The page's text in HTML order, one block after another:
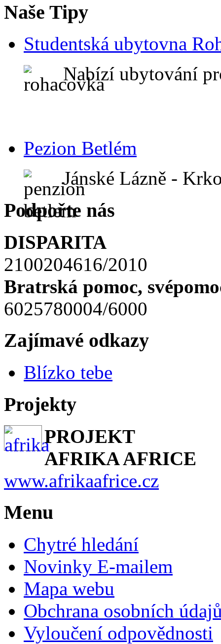
Naše Tipy
Studentská ubytovna
Nabízí ubytování
Pezion Betlém
Jánské Lázně -
Podpořte nás
DISPARITA
2100204616/2010
Bratrská pomoc,
6025780004/6000
Zajímavé odkazy
Blízko tebe
Projekty
PROJEKT
AFRIKA AFRICE
www.afrikaafrice.cz
Menu
Chytré hledání
Novinky E-mailem
Mapa webu
Obchrana osobních
Vyloučení odpovědnosti